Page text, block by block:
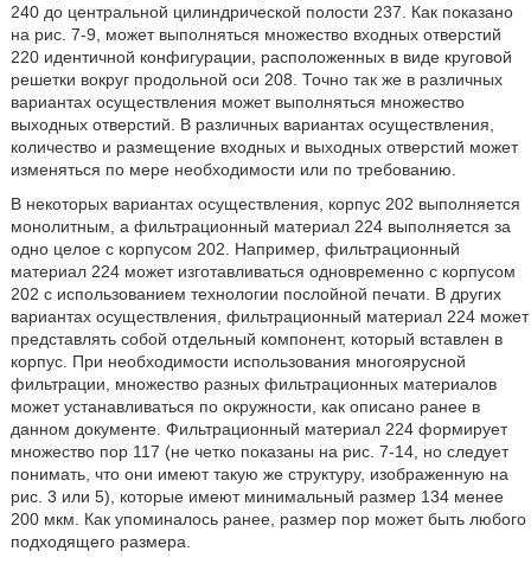
240 до центральной цилиндрической полости 237. Как показано
на рис. 7-9, может выполняться множество входных отверстий
220 идентичной конфигурации, расположенных в виде круговой
решетки вокруг продольной оси 208. Точно так же в различных
вариантах осуществления может выполняться множество
выходных отверстий. В различных вариантах осуществления,
количество и размещение входных и выходных отверстий может
изменяться по мере необходимости или по требованию.
В некоторых вариантах осуществления, корпус 202 выполняется
монолитным, а фильтрационный материал 224 выполняется за
одно целое с корпусом 202. Например, фильтрационный
материал 224 может изготавливаться одновременно с корпусом
202 с использованием технологии послойной печати. В других
вариантах осуществления, фильтрационный материал 224 может
представлять собой отдельный компонент, который вставлен в
корпус. При необходимости использования многоярусной
фильтрации, множество разных фильтрационных материалов
может устанавливаться по окружности, как описано ранее в
данном документе. Фильтрационный материал 224 формирует
множество пор 117 (не четко показаны на рис. 7-14, но следует
понимать, что они имеют такую же структуру, изображенную на
рис. 3 или 5), которые имеют минимальный размер 134 менее
200 мкм. Как упоминалось ранее, размер пор может быть любого
подходящего размера.